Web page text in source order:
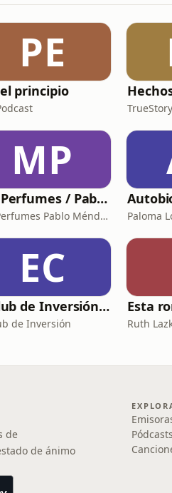
PE
principio
TrueStory
MP
Mis Perfumes / Pablo Méndez
Mis Perfumes Pablo Méndez Paloma
EC
El Club de Inversión podcast
de Inversión Ruth
de
de ánimo
Pódcasts